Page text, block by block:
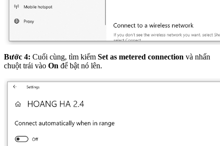
Bước 4: Cuối cùng, tìm kiếm Set as metered connection và nhấn
chuột trái vào On để bật nó lên.